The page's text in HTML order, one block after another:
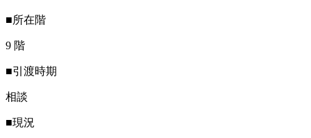
■所在階
9 階
■引渡時期
相談
■現況